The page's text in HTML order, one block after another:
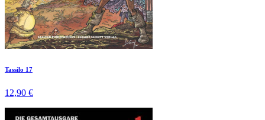
Tassilo 17
12,90 €